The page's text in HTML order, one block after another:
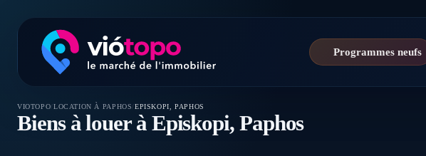
Programmes neufs
VIOTOPO/LOCATION À PAPHOS/EPISKOPI, PAPHOS
Biens à louer à Episkopi, Paphos